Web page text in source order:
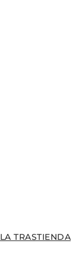
LA TRASTIENDA